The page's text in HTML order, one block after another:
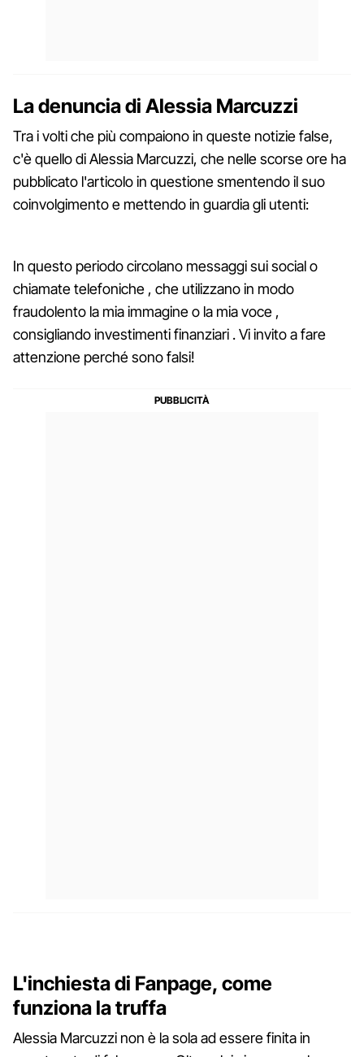
La denuncia di Alessia Marcuzzi
Tra i volti che più compaiono in queste notizie false,
c'è quello di Alessia Marcuzzi, che nelle scorse ore ha
pubblicato l'articolo in questione smentendo il suo
coinvolgimento e mettendo in guardia gli utenti:
In questo periodo circolano messaggi sui social o
chiamate telefoniche , che utilizzano in modo
fraudolento la mia immagine o la mia voce ,
consigliando investimenti finanziari . Vi invito a fare
attenzione perché sono falsi!
L'inchiesta di Fanpage, come
funziona la truffa
Alessia Marcuzzi non è la sola ad essere finita in